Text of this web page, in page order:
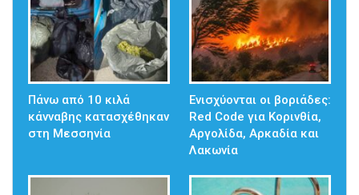
Πάνω από 10 κιλά
κάνναβης κατασχέθηκαν
στη Μεσσηνία
Ενισχύονται οι βοριάδες:
Red Code για Κορινθία,
Αργολίδα, Αρκαδία και
Λακωνία